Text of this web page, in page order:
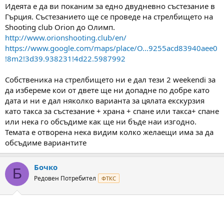
м
а
т
а
т
а
Идеята е да ви поканим за едно двудневно състезание в
Гърция. Състезанието ще се проведе на стрелбището на
Shooting club Orion до Олимп.
http://www.orionshooting.club/en/
https://www.google.com/maps/place/O...9255acd83940aee0
!8m2!3d39.938231!4d22.5987992
Собственика на стрелбището ни е дал тези 2 weekendi за
да избереме кои от двете ще ни допадне по добре като
дата и ни е дал няколко варианта за цялата екскурзия
като такса за състезание + храна + спане или такса+ спане
или нека го обсъдиме как ще ни бъде наи изгодно.
Темата е отворена нека видим колко желаещи има за да
обсъдиме вариантите
Б Бочко
Редовен Потребител ФТКС